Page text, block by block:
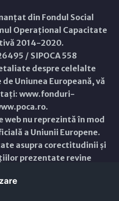
din Fondul Social
Operațional Capacitate
2014-2020.
/ SIPOCA 558
despre celelalte
Uniunea Europeană, vă
www.fonduri-
.
nu reprezintă în mod
a Uniunii Europene.
asupra corectitudinii și
prezentate revine
-